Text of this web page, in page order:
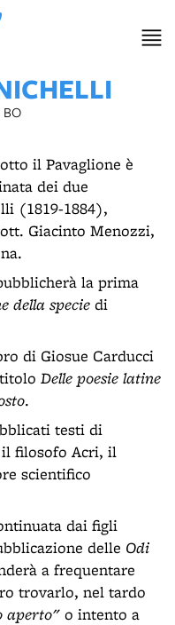
BO
il Pavaglione è
dei due
(1819-1884),
Giacinto Menozzi,
la prima
della specie di
di Giosue Carducci
Delle poesie latine
.
testi di
filosofo Acri, il
scientifico
dai figli
delle Odi
a frequentare
trovarlo, nel tardo
aperto" o intento a